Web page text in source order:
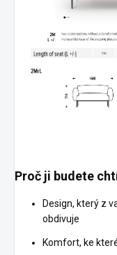
Proč ji budete
Design, který z
obdivuje
Komfort, ke